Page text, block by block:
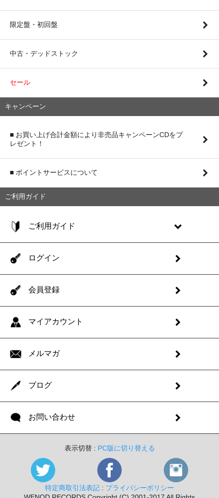
限定盤・初回盤
中古・デッドストック
セール
キャンペーン
■ お買い上げ合計金額により非売品キャンペーンCDをプ
レゼント！
■ ポイントサービスについて
ご利用ガイド
ご利用ガイド
ログイン
会員登録
マイアカウント
メルマガ
ブログ
お問い合わせ
表示切替 : PC版に切り替える
特定商取引法表記 : プライバシーポリシー